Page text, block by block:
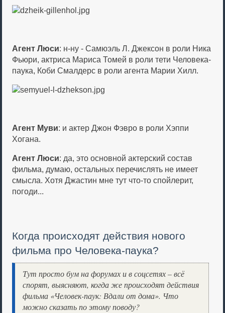
Агент Люси: н-ну - Самюэль Л. Джексон в роли Ника
Фьюри, актриса Мариса Томей в роли тети Человека-
паука, Коби Смалдерс в роли агента Марии Хилл.
Агент Муви: и актер Джон Фэвро в роли Хэппи
Хогана.
Агент Люси: да, это основной актерский состав
фильма, думаю, остальных перечислять не имеет
смысла. Хотя Джастин мне тут что-то спойлерит,
погоди...
Когда происходят действия нового
фильма про Человека-паука?
Тут просто бум на форумах и в соцсетях – всё
спорят, выясняют, когда же происходят действия
фильма «Человек-паук: Вдали от дома». Что
можно сказать по этому поводу?